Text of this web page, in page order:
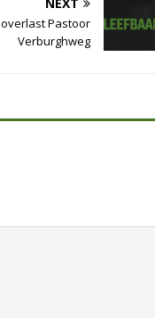
Pastoor
Verburghweg